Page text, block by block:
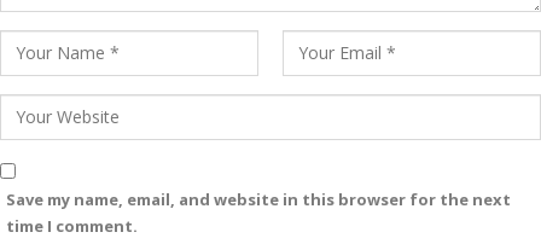
Save my name, email, and website in this browser for the next
time I comment.